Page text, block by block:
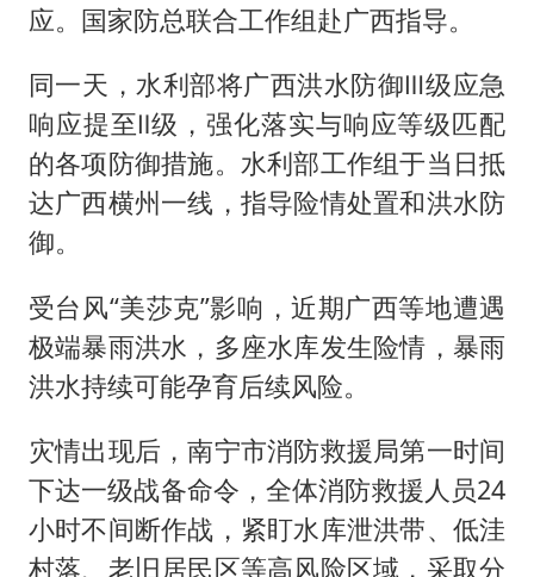
应。国家防总联合工作组赴广西指导。
同一天，水利部将广西洪水防御Ⅲ级应急
响应提至Ⅱ级，强化落实与响应等级匹配
的各项防御措施。水利部工作组于当日抵
达广西横州一线，指导险情处置和洪水防
御。
受台风“美莎克”影响，近期广西等地遭遇
极端暴雨洪水，多座水库发生险情，暴雨
洪水持续可能孕育后续风险。
灾情出现后，南宁市消防救援局第一时间
下达一级战备命令，全体消防救援人员24
小时不间断作战，紧盯水库泄洪带、低洼
村落、老旧居民区等高风险区域，采取分